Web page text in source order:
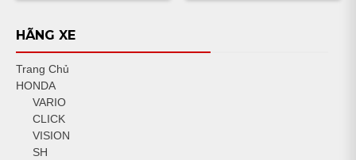
HÃNG XE
Trang Chủ
HONDA
VARIO
CLICK
VISION
SH